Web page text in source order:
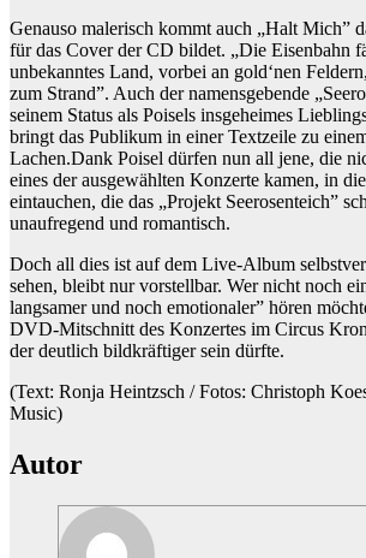
Genauso malerisch kommt auch „Halt Mich”
für das Cover der CD bildet. „Die Eisenbahn
unbekanntes Land, vorbei an gold‘nen
zum Strand”. Auch der namensgebende
seinem Status als Poisels insgeheimes
bringt das Publikum in einer Textzeile zu
Lachen.Dank Poisel dürfen nun all jene, die
eines der ausgewählten Konzerte kamen, in
eintauchen, die das „Projekt Seerosenteich”
unaufregend und romantisch.
Doch all dies ist auf dem Live-Album
sehen, bleibt nur vorstellbar. Wer nicht noch
langsamer und noch emotionaler” hören
DVD-Mitschnitt des Konzertes im Circus
der deutlich bildkräftiger sein dürfte.
(Text: Ronja Heintzsch / Fotos: Christoph
Music)
Autor